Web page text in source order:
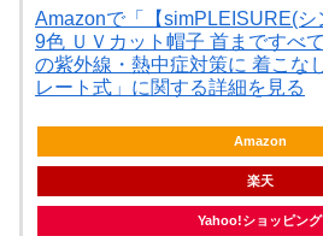
Amazonで「【simPLEISURE(シ
9色 ＵＶカット帽子 首まですべ
の紫外線・熱中症対策に 着こな
レート式」に関する詳細を見る
Amazon
楽天
Yahoo!ショッピング